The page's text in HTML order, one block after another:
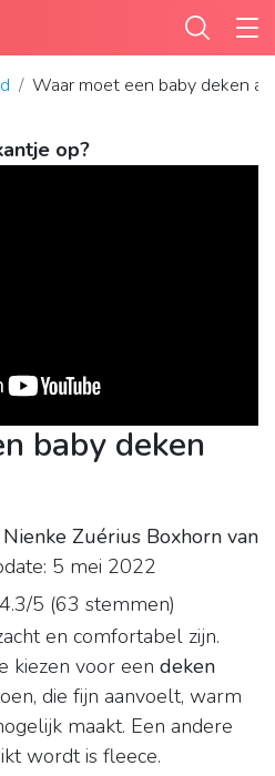
Waar moet een baby deken
op?
baby deken
Zuérius Boxhorn van
5 mei 2022
5 (63 stemmen)
en comfortabel zijn.
kiezen voor een deken
die fijn aanvoelt, warm
maakt. Een andere
wordt is fleece.